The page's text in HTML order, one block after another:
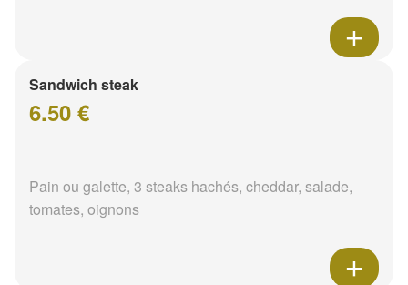
Sandwich steak
6.50 €
Pain ou galette, 3 steaks hachés, cheddar, salade,
tomates, oignons